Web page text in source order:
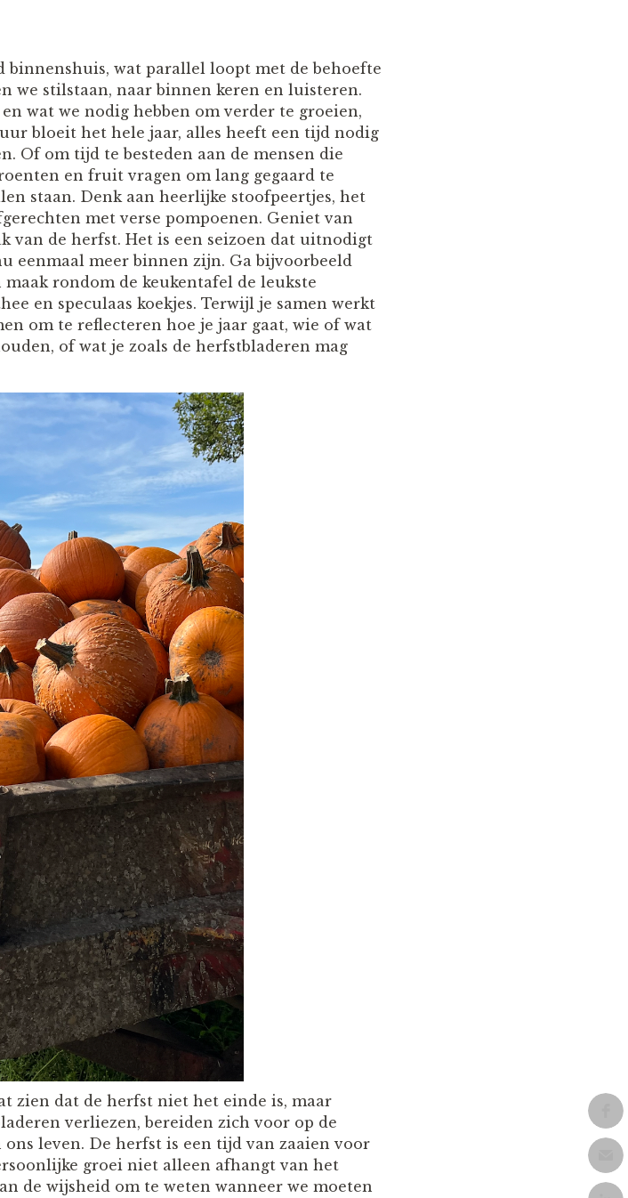
wat parallel loopt met de behoefte
we stilstaan, naar binnen keren en luisteren.
wat we nodig hebben om verder te groeien,
bloeit het hele jaar, alles heeft een tijd nodig
Of om tijd te besteden aan de mensen die
en fruit vragen om lang gegaard te
staan. Denk aan heerlijke stoofpeertjes, het
met verse pompoenen. Geniet van
van de herfst. Het is een seizoen dat uitnodigt
eenmaal meer binnen zijn. Ga bijvoorbeeld
rondom de keukentafel de leukste
en speculaas koekjes. Terwijl je samen werkt
om te reflecteren hoe je jaar gaat, wie of wat
of wat je zoals de herfstbladeren mag
zien dat de herfst niet het einde is, maar
verliezen, bereiden zich voor op de
leven. De herfst is een tijd van zaaien voor
groei niet alleen afhangt van het
de wijsheid om te weten wanneer we moeten